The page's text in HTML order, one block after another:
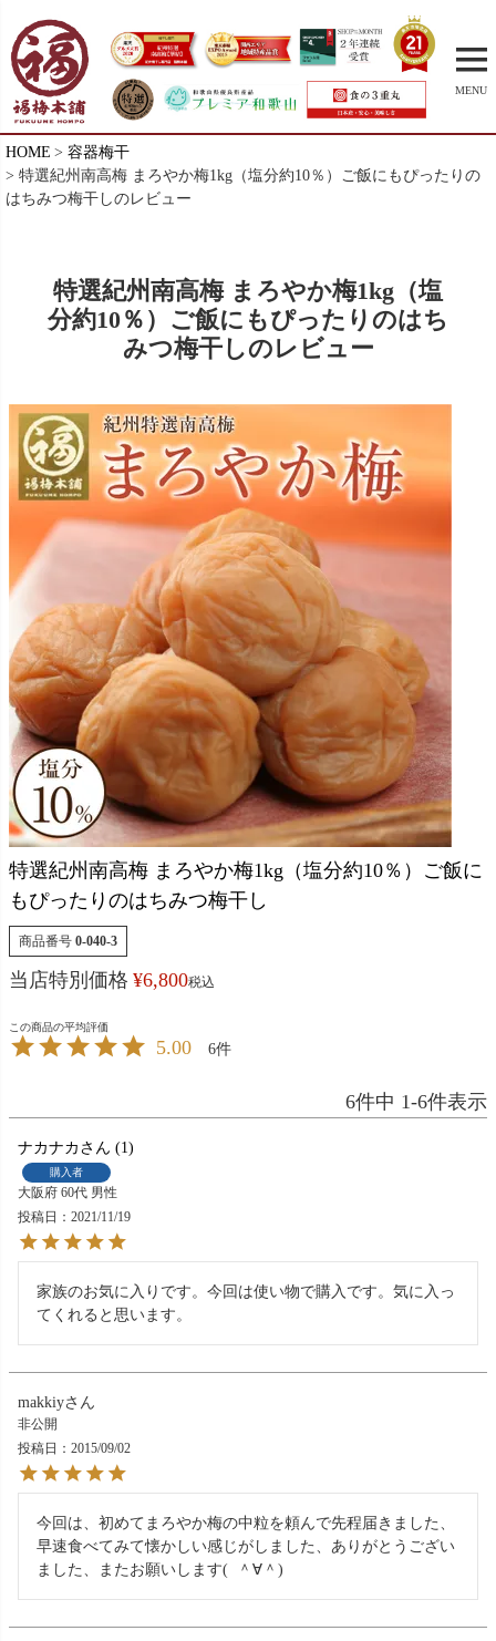
MENU
HOME
容器梅干
特選紀州南高梅 まろやか梅1kg（塩分約10％）ご飯にもぴったりの
はちみつ梅干しのレビュー
特選紀州南高梅 まろやか梅1kg（塩
分約10％）ご飯にもぴったりのはち
みつ梅干しのレビュー
特選紀州南高梅 まろやか梅1kg（塩分約10％）ご飯に
もぴったりのはちみつ梅干し
商品番号 0-040-3
当店特別価格 ¥6,800税込
5.00 6
6件中 1-6件表示
ナカナカ 1
購入者
大阪府 60代 男性
投稿日
2021/11/19
家族のお気に入りです。今回は使い物で購入です。気に入っ
てくれると思います。
makkiy
非公開
投稿日
2015/09/02
今回は、初めてまろやか梅の中粒を頼んで先程届きました、
早速食べてみて懐かしい感じがしました、ありがとうござい
ました、またお願いします(  ＾∀＾)